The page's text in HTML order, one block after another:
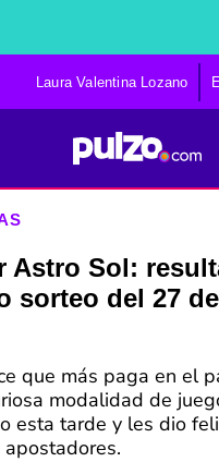
Laura Valentina Lozano
Astro Sol:
sorteo del 27
que más paga en el
modalidad de
esta tarde y les dio
apostadores.